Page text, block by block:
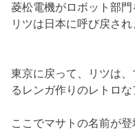
菱松電機がロボット部門
リツは日本に呼び戻され
東京に戻って、リツは
るレンガ作りのレトロな
ここでマサトの名前が